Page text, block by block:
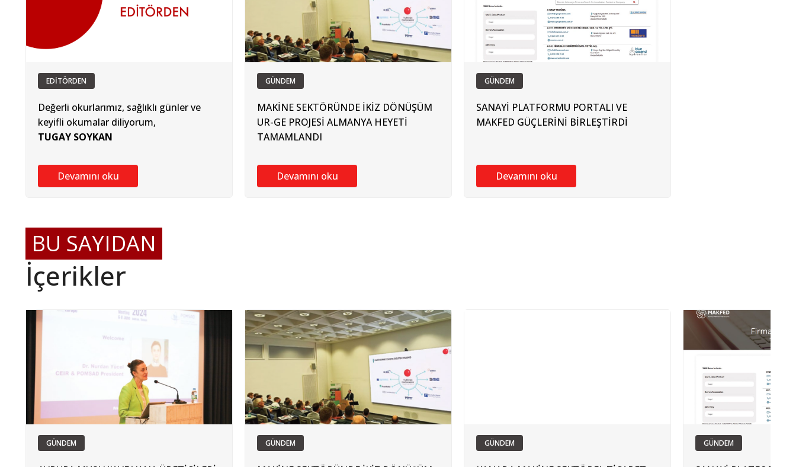
EDİTÖRDEN
Değerli okurlarımız, sağlıklı günler ve
keyifli okumalar diliyorum,
TUGAY SOYKAN
Devamını oku
GÜNDEM
MAKİNE SEKTÖRÜNDE İKİZ DÖNÜŞÜM
UR-GE PROJESİ ALMANYA HEYETİ
TAMAMLANDI
Devamını oku
GÜNDEM
SANAYİ PLATFORMU PORTALI VE
MAKFED GÜÇLERİNİ BİRLEŞTİRDİ
Devamını oku
BU SAYIDAN
İçerikler
GÜNDEM GÜNDEM GÜNDEM GÜNDEM